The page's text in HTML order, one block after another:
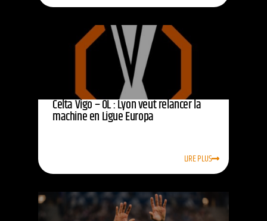
Celta Vigo – OL : Lyon veut relancer la
machine en Ligue Europa
LIRE PLUS